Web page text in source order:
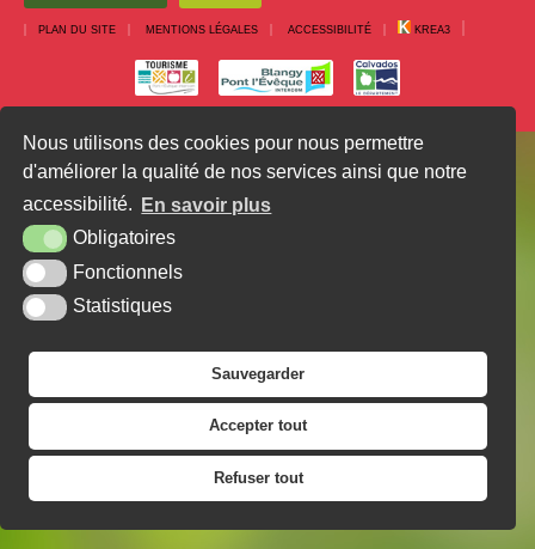
Nous utilisons des cookies pour nous permettre
d'améliorer la qualité de nos services ainsi que notre
accessibilité.
En savoir plus
Obligatoires
Fonctionnels
Statistiques
Sauvegarder
Accepter tout
Refuser tout
PLAN DU SITE MENTIONS LÉGALES ACCESSIBILITÉ KREA3